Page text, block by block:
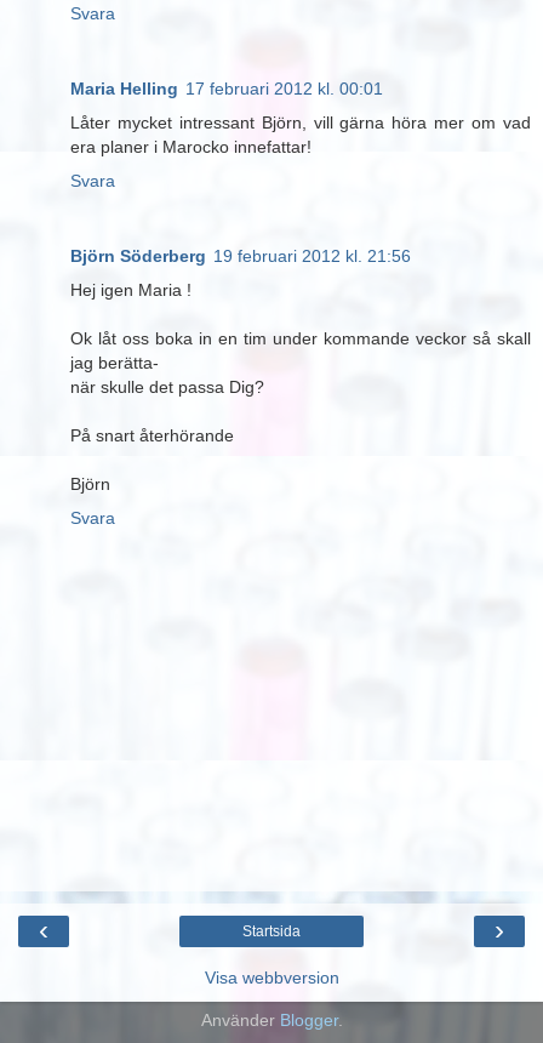
Svara
Maria Helling 17 februari 2012 kl. 00:01
Låter mycket intressant Björn, vill gärna höra mer om vad
era planer i Marocko innefattar!
Svara
Björn Söderberg 19 februari 2012 kl. 21:56
Hej igen Maria !
Ok låt oss boka in en tim under kommande veckor så skall
jag berätta-
när skulle det passa Dig?
På snart återhörande
Björn
Svara
‹ ›
Startsida
Visa webbversion
Använder Blogger.